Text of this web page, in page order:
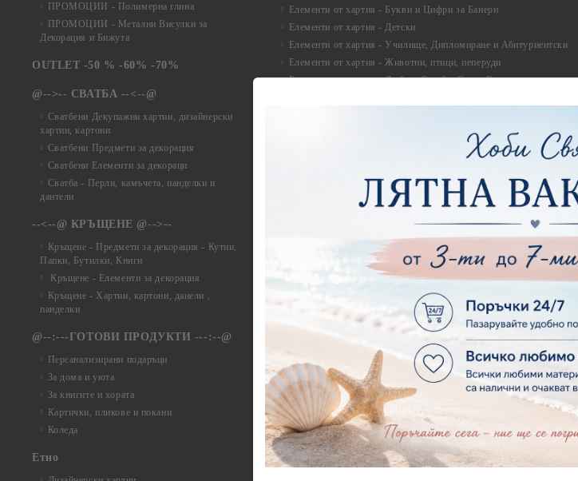
ПРОМОЦИИ - Полимерна глина
ПРОМОЦИИ - Метални Висулки за
Декорация и Бижута
OUTLET -50 % -60% -70%
@-->-- СВАТБА --<--@
Сватбени Декупажни хартии, дизайнерски
хартии, картони
Сватбени Предмети за декорация
Сватбени Елементи за декораци
Сватба - Перли, камъчета, панделки и
дантели
--<--@ КРЪЩЕНЕ @-->--
Кръщене - Предмети за декорация - Кутии,
Папки, Бутилки, Книги
Кръщене - Елементи за декорация
Кръщене - Хартии, картони, данели ,
панделки
@--:---ГОТОВИ ПРОДУКТИ ---:--@
Персанализирани подаръци
За дома и уюта
За книгите и хората
Картички, пликове и покани
Коледа
Етно
Елементи от хартия - Букви и Цифри за Банери
Елементи от хартия - Детски
Елементи от хартия - Училище, Дипломиране и Абитуриентски
Елементи от хартия - Животни, птици, пеперуди
Елементи от хартия - Любов, Сватба, Свети Валентин
Елементи от хартия - Цветя, листа и клони
Елементи от хартия - Морски
Елементи от хартия - Къщи, Врати, Прозорци, Огради, Фенери
Елементи от хартия - Пътешествия и Фото моменти
Елементи то хартия - Такове, табелки, етикети
Елементи от хартия - Многопластови елементи
Елементи от хартия - Други
Елементи от хартия - Готови композиции
Елементи от хартия - Микс елементи
Елементи от хартия - Коледа и Зима
Елементи от бирен картон
Елементи от бирен картон - Декоративни рамки
Елементи от бирен картон - Надписи на български
Елементи от бирен картон - Ъгли и орнаменти
Елементи от бирен картон - Сватба
Елементи от бирен картон - Училище, Дипломиране и Завършване
Елементи от бирен картон - Бебшки и Детски елементи